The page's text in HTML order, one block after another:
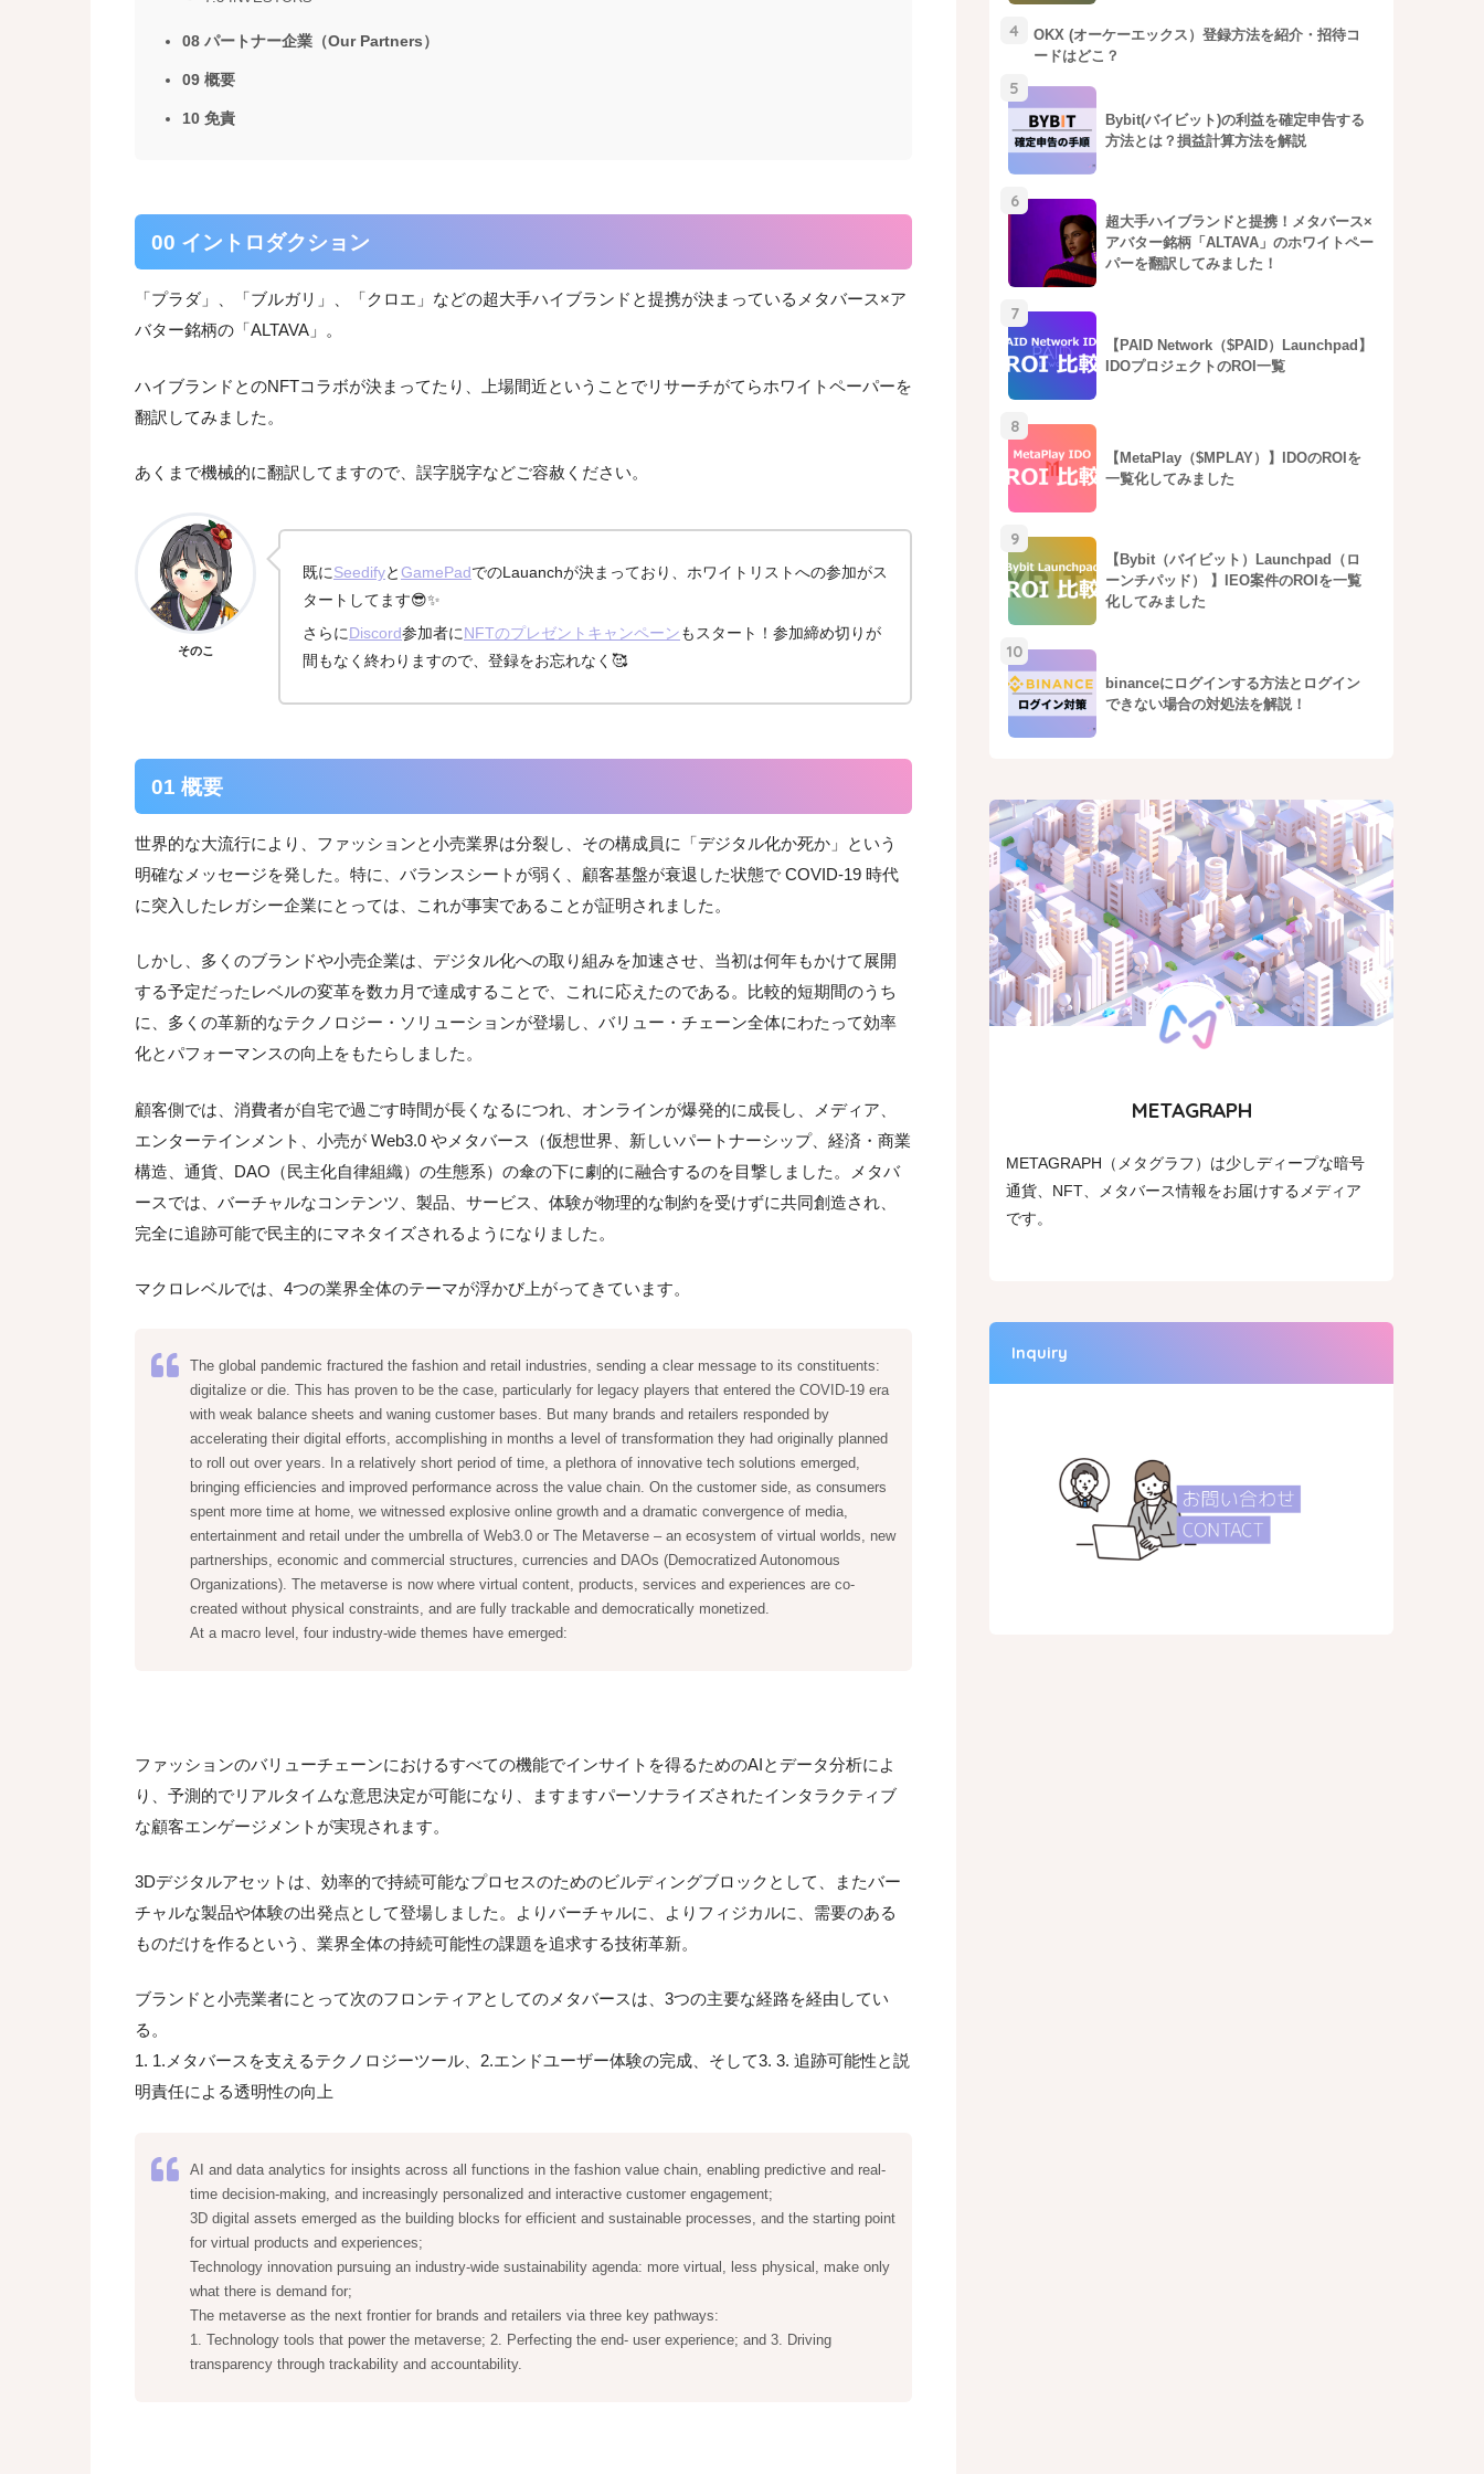
08 パートナー企業（Our Partners）
09 概要
10 免責
00 イントロダクション
「プラダ」、「ブルガリ」、「クロエ」などの超大手ハイブランドと提携が決まっているメタバース×ア
バター銘柄の「ALTAVA」。
ハイブランドとのNFTコラボが決まってたり、上場間近ということでリサーチがてらホワイトペーパーを
翻訳してみました。
あくまで機械的に翻訳してますので、誤字脱字などご容赦ください。
そのこ
既にSeedifyとGamePadでのLauanchが決まっており、ホワイトリストへの参加がス
タートしてます😎✨
さらにDiscord参加者にNFTのプレゼントキャンペーンもスタート！参加締め切りが
間もなく終わりますので、登録をお忘れなく🥰
01 概要
世界的な大流行により、ファッションと小売業界は分裂し、その構成員に「デジタル化か死か」という
明確なメッセージを発した。特に、バランスシートが弱く、顧客基盤が衰退した状態で COVID-19 時代
に突入したレガシー企業にとっては、これが事実であることが証明されました。
しかし、多くのブランドや小売企業は、デジタル化への取り組みを加速させ、当初は何年もかけて展開
する予定だったレベルの変革を数カ月で達成することで、これに応えたのである。比較的短期間のうち
に、多くの革新的なテクノロジー・ソリューションが登場し、バリュー・チェーン全体にわたって効率
化とパフォーマンスの向上をもたらしました。
顧客側では、消費者が自宅で過ごす時間が長くなるにつれ、オンラインが爆発的に成長し、メディア、
エンターテインメント、小売が Web3.0 やメタバース（仮想世界、新しいパートナーシップ、経済・商業
構造、通貨、DAO（民主化自律組織）の生態系）の傘の下に劇的に融合するのを目撃しました。メタバ
ースでは、バーチャルなコンテンツ、製品、サービス、体験が物理的な制約を受けずに共同創造され、
完全に追跡可能で民主的にマネタイズされるようになりました。
マクロレベルでは、4つの業界全体のテーマが浮かび上がってきています。
The global pandemic fractured the fashion and retail industries, sending a clear message to its constituents:
digitalize or die. This has proven to be the case, particularly for legacy players that entered the COVID-19 era
with weak balance sheets and waning customer bases. But many brands and retailers responded by
accelerating their digital efforts, accomplishing in months a level of transformation they had originally planned
to roll out over years. In a relatively short period of time, a plethora of innovative tech solutions emerged,
bringing efficiencies and improved performance across the value chain. On the customer side, as consumers
spent more time at home, we witnessed explosive online growth and a dramatic convergence of media,
entertainment and retail under the umbrella of Web3.0 or The Metaverse – an ecosystem of virtual worlds, new
partnerships, economic and commercial structures, currencies and DAOs (Democratized Autonomous
Organizations). The metaverse is now where virtual content, products, services and experiences are co-
created without physical constraints, and are fully trackable and democratically monetized.
At a macro level, four industry-wide themes have emerged:
ファッションのバリューチェーンにおけるすべての機能でインサイトを得るためのAIとデータ分析によ
り、予測的でリアルタイムな意思決定が可能になり、ますますパーソナライズされたインタラクティブ
な顧客エンゲージメントが実現されます。
3Dデジタルアセットは、効率的で持続可能なプロセスのためのビルディングブロックとして、またバー
チャルな製品や体験の出発点として登場しました。よりバーチャルに、よりフィジカルに、需要のある
ものだけを作るという、業界全体の持続可能性の課題を追求する技術革新。
ブランドと小売業者にとって次のフロンティアとしてのメタバースは、3つの主要な経路を経由してい
る。
1. 1.メタバースを支えるテクノロジーツール、2.エンドユーザー体験の完成、そして3. 3. 追跡可能性と説
明責任による透明性の向上
AI and data analytics for insights across all functions in the fashion value chain, enabling predictive and real-
time decision-making, and increasingly personalized and interactive customer engagement;
3D digital assets emerged as the building blocks for efficient and sustainable processes, and the starting point
for virtual products and experiences;
Technology innovation pursuing an industry-wide sustainability agenda: more virtual, less physical, make only
what there is demand for;
The metaverse as the next frontier for brands and retailers via three key pathways:
1. Technology tools that power the metaverse; 2. Perfecting the end- user experience; and 3. Driving
transparency through trackability and accountability.
4
OKX (オーケーエックス）登録方法を紹介・招待コ
ードはどこ？
5
Bybit(バイビット)の利益を確定申告する
方法とは？損益計算方法を解説
6
超大手ハイブランドと提携！メタバース×
アバター銘柄「ALTAVA」のホワイトペー
パーを翻訳してみました！
7
【PAID Network（$PAID）Launchpad】
IDOプロジェクトのROI一覧
8
【MetaPlay（$MPLAY）】IDOのROIを
一覧化してみました
9
【Bybit（バイビット）Launchpad（ロ
ーンチパッド） 】IEO案件のROIを一覧
化してみました
10
binanceにログインする方法とログイン
できない場合の対処法を解説！
METAGRAPH
METAGRAPH（メタグラフ）は少しディープな暗号
通貨、NFT、メタバース情報をお届けするメディア
です。
Inquiry